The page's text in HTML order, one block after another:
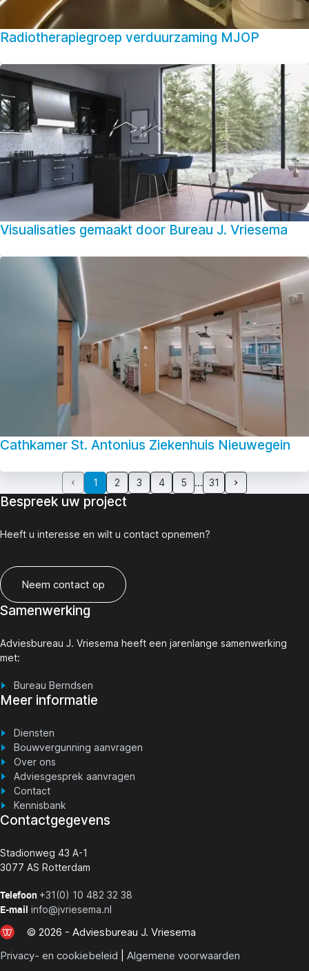
Radiotherapiegroep verduurzaming MJOP
Visualisaties gemaakt door Bureau J. Vriesema
Cathkamer St. Antonius Ziekenhuis Nieuwegein
1 2 3 4 5 31
Bespreek uw project
Heeft u interesse en wilt u contact opnemen?
Neem contact op
Samenwerking
Adviesbureau J. Vriesema heeft een jarenlange samenwerking
met:
Bureau Berndsen
Meer informatie
Diensten
Bouwvergunning aanvragen
Over ons
Adviesgesprek aanvragen
Contact
Kennisbank
Contactgegevens
Stadionweg 43 A-1
3077 AS Rotterdam
Telefoon +31(0) 10 482 32 38
E-mail info@jvriesema.nl
© 2026 - Adviesbureau J. Vriesema
Privacy- en cookiebeleid
Algemene voorwaarden